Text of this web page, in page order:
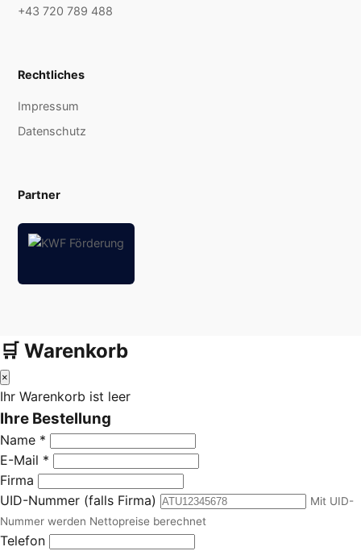
+43 720 789 488
Rechtliches
Impressum
Datenschutz
Partner
🛒 Warenkorb
×
Ihr Warenkorb ist leer
Ihre Bestellung
Name *
E-Mail *
Firma
UID-Nummer (falls Firma)
Mit UID-
Nummer werden Nettopreise berechnet
Telefon